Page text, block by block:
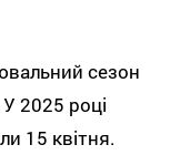
сезон
2025 році
15 квітня.